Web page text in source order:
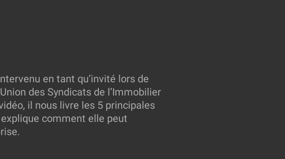
en tant qu’invité lors de
des Syndicats de l’Immobilier
il nous livre les 5 principales
comment elle peut